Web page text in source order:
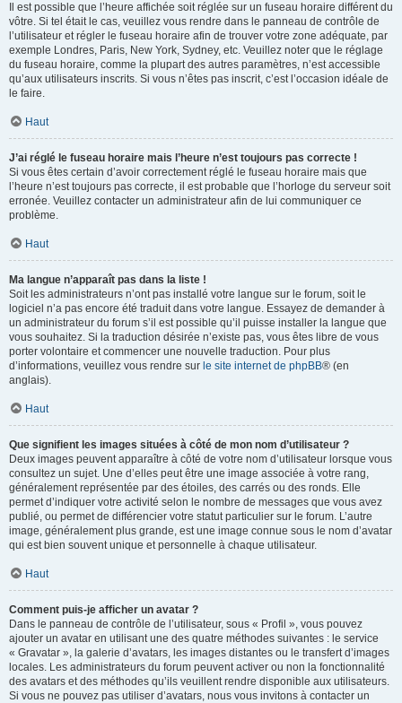
Il est possible que l’heure affichée soit réglée sur un fuseau horaire différent du
vôtre. Si tel était le cas, veuillez vous rendre dans le panneau de contrôle de
l’utilisateur et régler le fuseau horaire afin de trouver votre zone adéquate, par
exemple Londres, Paris, New York, Sydney, etc. Veuillez noter que le réglage
du fuseau horaire, comme la plupart des autres paramètres, n’est accessible
qu’aux utilisateurs inscrits. Si vous n’êtes pas inscrit, c’est l’occasion idéale de
le faire.
Haut
J’ai réglé le fuseau horaire mais l’heure n’est toujours pas correcte !
Si vous êtes certain d’avoir correctement réglé le fuseau horaire mais que
l’heure n’est toujours pas correcte, il est probable que l’horloge du serveur soit
erronée. Veuillez contacter un administrateur afin de lui communiquer ce
problème.
Haut
Ma langue n’apparaît pas dans la liste !
Soit les administrateurs n’ont pas installé votre langue sur le forum, soit le
logiciel n’a pas encore été traduit dans votre langue. Essayez de demander à
un administrateur du forum s’il est possible qu’il puisse installer la langue que
vous souhaitez. Si la traduction désirée n’existe pas, vous êtes libre de vous
porter volontaire et commencer une nouvelle traduction. Pour plus
d’informations, veuillez vous rendre sur le site internet de phpBB® (en
anglais).
Haut
Que signifient les images situées à côté de mon nom d’utilisateur ?
Deux images peuvent apparaître à côté de votre nom d’utilisateur lorsque vous
consultez un sujet. Une d’elles peut être une image associée à votre rang,
généralement représentée par des étoiles, des carrés ou des ronds. Elle
permet d’indiquer votre activité selon le nombre de messages que vous avez
publié, ou permet de différencier votre statut particulier sur le forum. L’autre
image, généralement plus grande, est une image connue sous le nom d’avatar
qui est bien souvent unique et personnelle à chaque utilisateur.
Haut
Comment puis-je afficher un avatar ?
Dans le panneau de contrôle de l’utilisateur, sous « Profil », vous pouvez
ajouter un avatar en utilisant une des quatre méthodes suivantes : le service
« Gravatar », la galerie d’avatars, les images distantes ou le transfert d’images
locales. Les administrateurs du forum peuvent activer ou non la fonctionnalité
des avatars et des méthodes qu’ils veuillent rendre disponible aux utilisateurs.
Si vous ne pouvez pas utiliser d’avatars, nous vous invitons à contacter un